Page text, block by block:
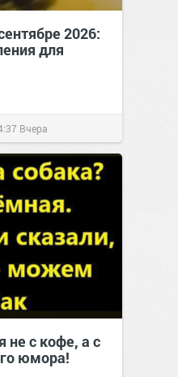
2026:
для
Вчера
не с кофе, а с
юмора!